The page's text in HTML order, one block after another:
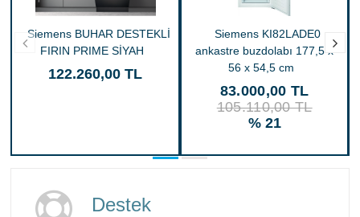
Siemens BUHAR DESTEKLİ
FIRIN PRIME SİYAH
122.260,00 TL
Siemens KI82LADE0
ankastre buzdolabı 177,5 x
56 x 54,5 cm
83.000,00 TL
105.110,00 TL
% 21
Destek